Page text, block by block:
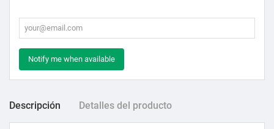
Notify me when available
Descripción Detalles del producto